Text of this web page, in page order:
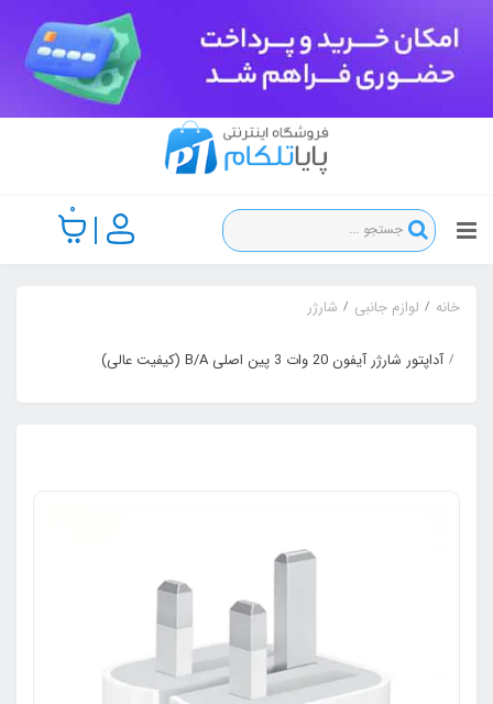
0
خانه لوازم جانبی شارژر
آداپتور شارژر آیفون 20 وات 3 پین اصلی B/A (کیفیت عالی)